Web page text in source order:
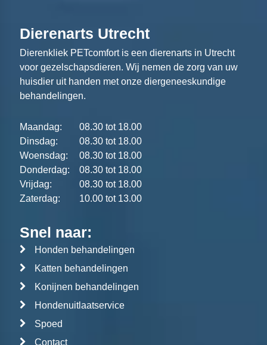
Dierenarts Utrecht
Dierenkliek PETcomfort is een dierenarts in Utrecht
voor gezelschapsdieren. Wij nemen de zorg van uw
huisdier uit handen met onze diergeneeskundige
behandelingen.
Maandag:
08.30 tot 18.00
Dinsdag:
08.30 tot 18.00
Woensdag:
08.30 tot 18.00
Donderdag:
08.30 tot 18.00
Vrijdag:
08.30 tot 18.00
Zaterdag:
10.00 tot 13.00
Snel naar:
Honden behandelingen
Katten behandelingen
Konijnen behandelingen
Hondenuitlaatservice
Spoed
Contact